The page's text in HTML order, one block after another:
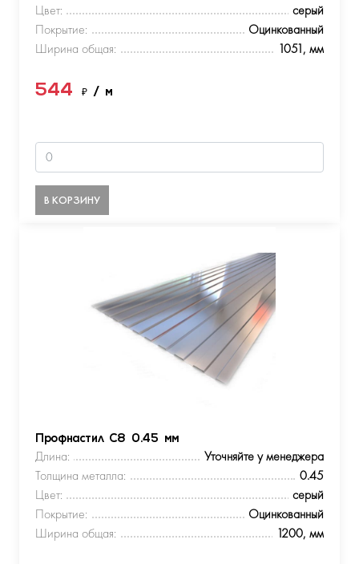
Цвет:
серый
Покрытие:
Оцинкованный
Ширина общая:
1051, мм
544 ₽ / м
В КОРЗИНУ
Профнастил С8 0.45 мм
Длина:
Уточняйте у менеджера
Толщина металла:
0.45
Цвет:
серый
Покрытие:
Оцинкованный
Ширина общая:
1200, мм